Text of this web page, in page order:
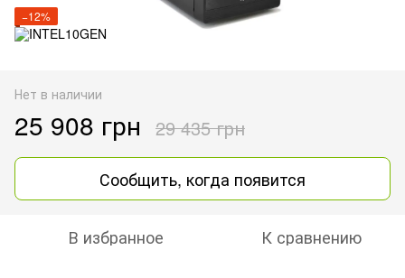
−12%
Нет в наличии
25 908 грн 29 435 грн
Сообщить, когда появится
В избранное К сравнению